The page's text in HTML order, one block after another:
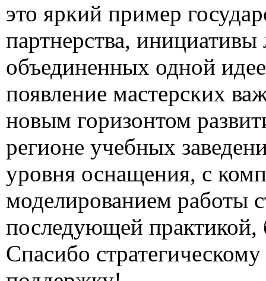
это яркий пример
партнерства,
объединенных одной
появление мастерских
новым горизонтом
регионе учебных
уровня оснащения, с
моделированием работы
последующей практикой,
Спасибо стратегическому